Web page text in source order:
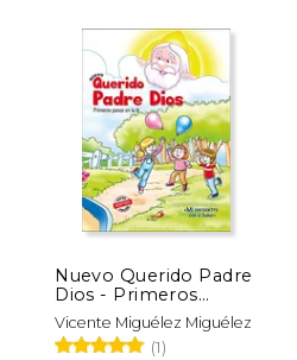
50%
dcto.
Nuevo Querido Padre
Dios - Primeros
Pasos en la fe - Libro
del Niño
Vicente Miguélez Miguélez
(1)